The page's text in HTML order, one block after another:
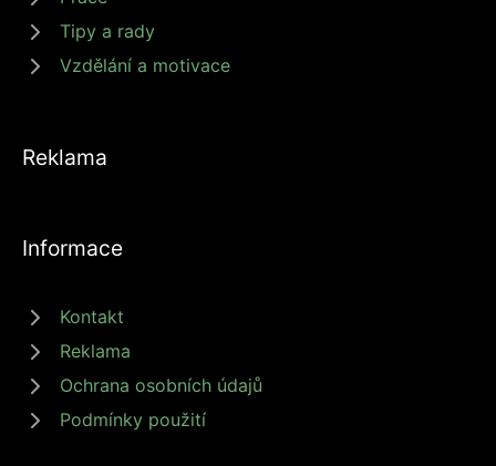
Tipy a rady
Vzdělání a motivace
Reklama
Informace
Kontakt
Reklama
Ochrana osobních údajů
Podmínky použití